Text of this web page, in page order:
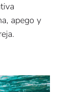
apego y